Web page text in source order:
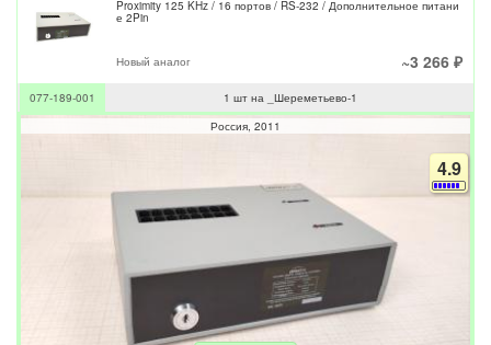
Proximity 125 KHz / 16 портов / RS-232 / Дополнительное питани
е 2Pin
Новый аналог ~3 266 ₽
077-189-001
1 шт на _Шереметьево-1
Россия 2011
4.9